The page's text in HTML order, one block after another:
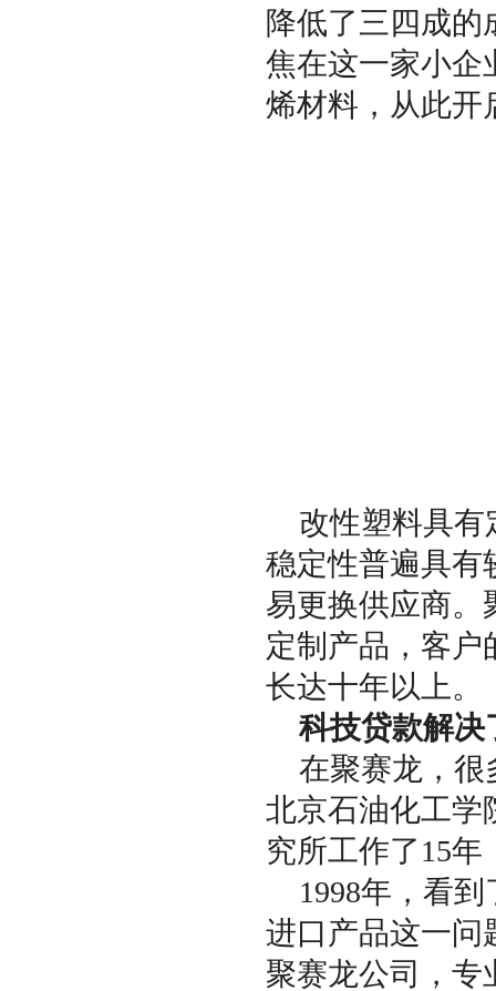
降低了三四成
焦在这一家小企
烯材料，从此开
改性塑料具
稳定性普遍具有
易更换供应商。
定制产品，客户
长达十年以上。
科技贷款解决
在聚赛龙，很
北京石油化工学
究所工作了15
1998年，看
进口产品这一问
聚赛龙公司，专